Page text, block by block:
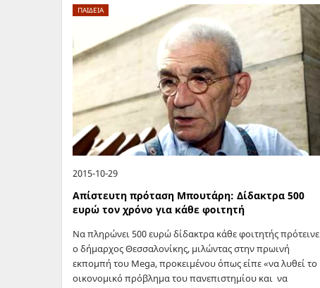
ΠΑΙΔΕΙΑ
2015-10-29
Απίστευτη πρόταση Μπουτάρη: Δίδακτρα 500
ευρώ τον χρόνο για κάθε φοιτητή
Να πληρώνει 500 ευρώ δίδακτρα κάθε φοιτητής πρότεινε
ο δήμαρχος Θεσσαλονίκης, μιλώντας στην πρωινή
εκπομπή του Mega, προκειμένου όπως είπε «να λυθεί το
οικονομικό πρόβλημα του πανεπιστημίου και να